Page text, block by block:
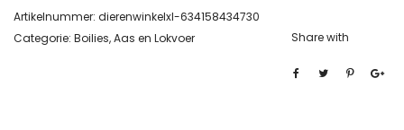
Artikelnummer: dierenwinkelxl-634158434730
Categorie: Boilies, Aas en Lokvoer Share with